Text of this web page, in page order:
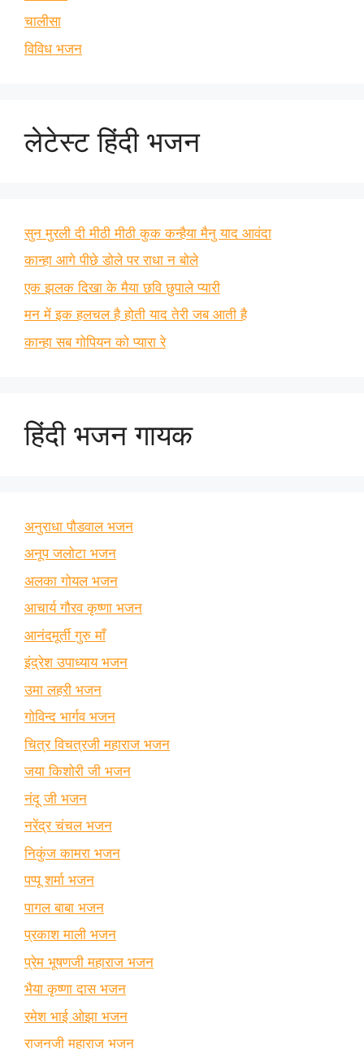
चालीसा
विविध भजन
लेटेस्ट हिंदी भजन
सुन मुरली दी मीठी मीठी कुक कन्हैया मैनु याद आवंदा
कान्हा आगे पीछे डोले पर राधा न बोले
एक झलक दिखा के मैया छवि छुपाले प्यारी
मन में इक हलचल है होती याद तेरी जब आती है
कान्हा सब गोपियन को प्यारा रे
हिंदी भजन गायक
अनुराधा पौडवाल भजन
अनूप जलोटा भजन
अलका गोयल भजन
आचार्य गौरव कृष्णा भजन
आनंदमूर्ती गुरु माँ
इंद्रेश उपाध्याय भजन
उमा लहरी भजन
गोविन्द भार्गव भजन
चित्र विचत्रजी महाराज भजन
जया किशोरी जी भजन
नंदू जी भजन
नरेंद्र चंचल भजन
निकुंज कामरा भजन
पप्पू शर्मा भजन
पागल बाबा भजन
प्रकाश माली भजन
प्रेम भूषणजी महाराज भजन
भैया कृष्णा दास भजन
रमेश भाई ओझा भजन
राजनजी महाराज भजन